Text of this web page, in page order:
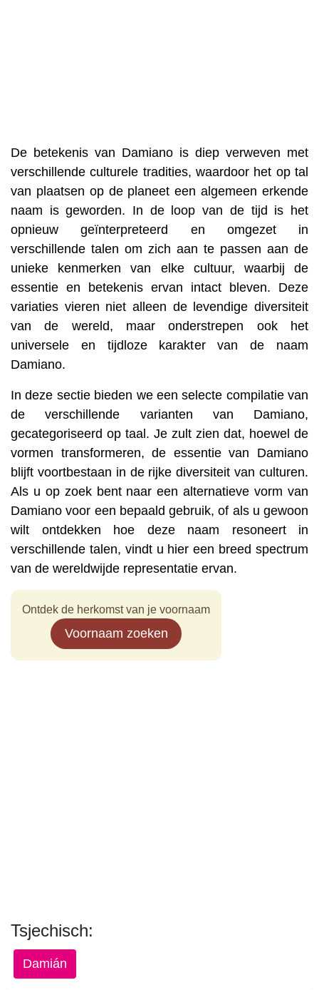
De betekenis van Damiano is diep verweven met
verschillende culturele tradities, waardoor het op tal
van plaatsen op de planeet een algemeen erkende
naam is geworden. In de loop van de tijd is het
opnieuw geïnterpreteerd en omgezet in
verschillende talen om zich aan te passen aan de
unieke kenmerken van elke cultuur, waarbij de
essentie en betekenis ervan intact bleven. Deze
variaties vieren niet alleen de levendige diversiteit
van de wereld, maar onderstrepen ook het
universele en tijdloze karakter van de naam
Damiano.
In deze sectie bieden we een selecte compilatie van
de verschillende varianten van Damiano,
gecategoriseerd op taal. Je zult zien dat, hoewel de
vormen transformeren, de essentie van Damiano
blijft voortbestaan ​​in de rijke diversiteit van culturen.
Als u op zoek bent naar een alternatieve vorm van
Damiano voor een bepaald gebruik, of als u gewoon
wilt ontdekken hoe deze naam resoneert in
verschillende talen, vindt u hier een breed spectrum
van de wereldwijde representatie ervan.
Ontdek de herkomst van je voornaam
Voornaam zoeken
Tsjechisch:
Damián